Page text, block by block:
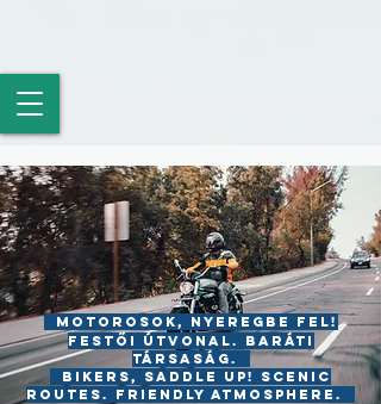
MOTOROSOK, NYEREGBE FEL!
FESTŐI ÚTVONAL. BARÁTI
TÁRSASÁG.
BIKERS, SADDLE UP! SCENIC
ROUTEs. FRIENDly Atmosphere.